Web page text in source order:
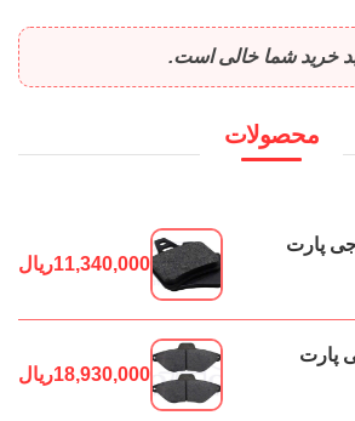
خرید شما خالی است.
محصولات
جی پارت
11,340,000ریال
پارت
18,930,000ریال